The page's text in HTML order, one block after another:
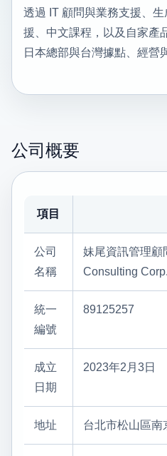
透過 IT 顧問與業務支援、
援、中文課程，以及自家產
日本總部與台灣據點、經營
公司概要
項目
公司
名稱
妹尾資訊管理顧
Consulting
統一
編號
89125257
成立
日期
2023年2月3日
地址 台北市松山區南